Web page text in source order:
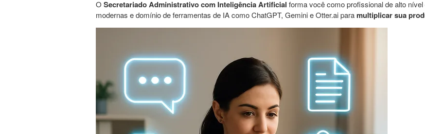
O Secretariado Administrativo com Inteligência Artificial forma você como profissional de alto
modernas e domínio de ferramentas de IA como ChatGPT, Gemini e Otter.ai para multiplicar sua